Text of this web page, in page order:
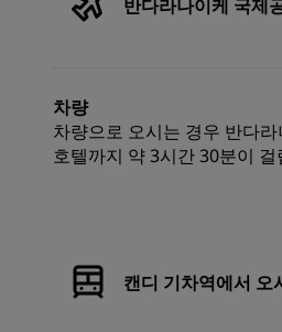
반다라나이케 국제
차량
차량으로 오시는 경우 반다
호텔까지 약 3시간 30분이 걸
캔디 기차역에서 오